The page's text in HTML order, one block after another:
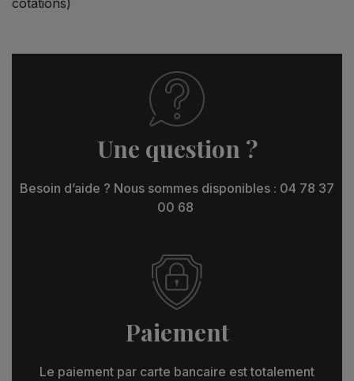
Une question ?
Besoin d’aide ? Nous sommes disponibles : 04 78 37
00 68
Paiement
Le paiement par carte bancaire est totalement